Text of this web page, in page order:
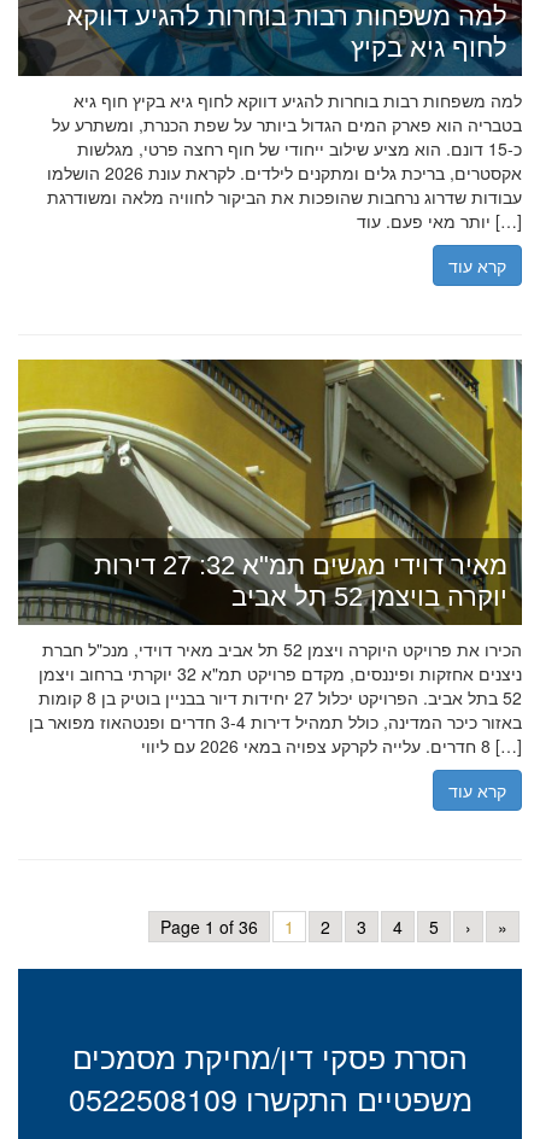
למה משפחות רבות בוחרות להגיע דווקא
לחוף גיא בקיץ
למה משפחות רבות בוחרות להגיע דווקא לחוף גיא בקיץ חוף גיא
בטבריה הוא פארק המים הגדול ביותר על שפת הכנרת, ומשתרע על
כ-15 דונם. הוא מציע שילוב ייחודי של חוף רחצה פרטי, מגלשות
אקסטרים, בריכת גלים ומתקנים לילדים. לקראת עונת 2026 הושלמו
עבודות שדרוג נרחבות שהופכות את הביקור לחוויה מלאה ומשודרגת
יותר מאי פעם. עוד […]
קרא עוד
מאיר דוידי מגשים תמ"א 32: 27 דירות
יוקרה בויצמן 52 תל אביב
הכירו את פרויקט היוקרה ויצמן 52 תל אביב מאיר דוידי, מנכ"ל חברת
ניצנים אחזקות ופיננסים, מקדם פרויקט תמ"א 32 יוקרתי ברחוב ויצמן
52 בתל אביב. הפרויקט יכלול 27 יחידות דיור בבניין בוטיק בן 8 קומות
באזור כיכר המדינה, כולל תמהיל דירות 3-4 חדרים ופנטהאוז מפואר בן
8 חדרים. עלייה לקרקע צפויה במאי 2026 עם ליווי […]
קרא עוד
Page 1 of 36 1 2 3 4 5 › »
הסרת פסקי דין/מחיקת מסמכים
משפטיים התקשרו 0522508109